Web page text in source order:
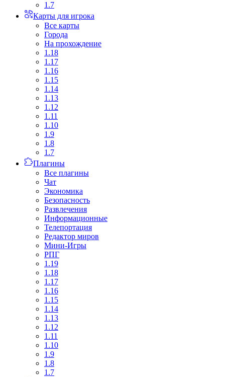
1.7
Карты для игрока
Все карты
Города
На прохождение
1.18
1.17
1.16
1.15
1.14
1.13
1.12
1.11
1.10
1.9
1.8
1.7
Плагины
Все плагины
Чат
Экономика
Безопасность
Развлечения
Информационные
Телепортация
Редактор миров
Мини-Игры
РПГ
1.19
1.18
1.17
1.16
1.15
1.14
1.13
1.12
1.11
1.10
1.9
1.8
1.7